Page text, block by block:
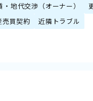
・地代交渉（オーナー）
売買契約
近隣トラブル